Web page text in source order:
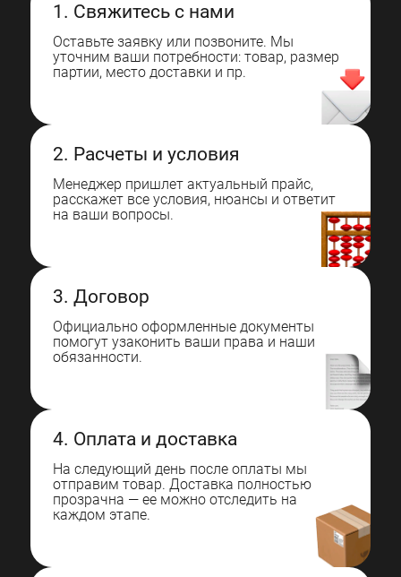
1. Свяжитесь с нами
Оставьте заявку или позвоните. Мы
уточним ваши потребности: товар, размер
партии, место доставки и пр.
2. Расчеты и условия
Менеджер пришлет актуальный прайс,
расскажет все условия, нюансы и ответит
на ваши вопросы.
3. Договор
Официально оформленные документы
помогут узаконить ваши права и наши
обязанности.
4. Оплата и доставка
На следующий день после оплаты мы
отправим товар. Доставка полностью
прозрачна — ее можно отследить на
каждом этапе.